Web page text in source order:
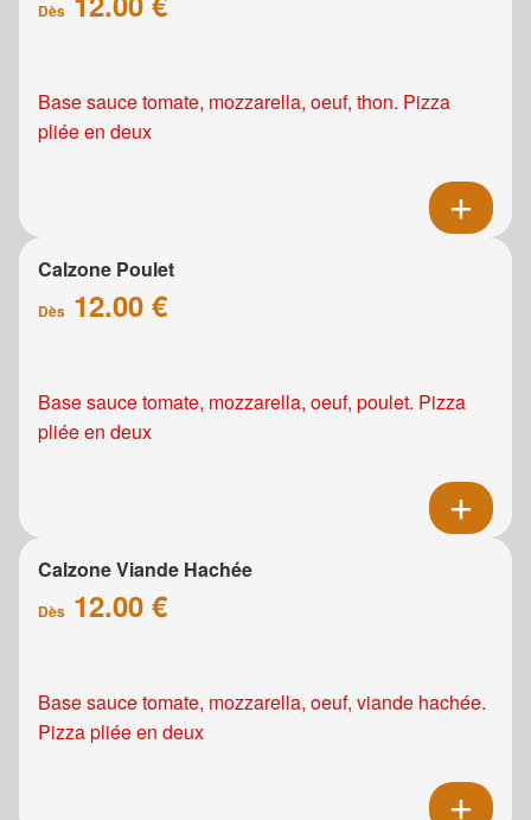
Dès
Base sauce tomate, mozzarella, oeuf, thon. Pizza
pliée en deux
Calzone Poulet
Dès 12.00 €
Base sauce tomate, mozzarella, oeuf, poulet. Pizza
pliée en deux
Calzone Viande Hachée
Dès 12.00 €
Base sauce tomate, mozzarella, oeuf, viande hachée.
Pizza pliée en deux